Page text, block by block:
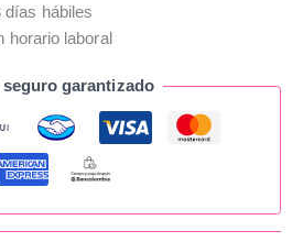
días hábiles
horario laboral
seguro garantizado